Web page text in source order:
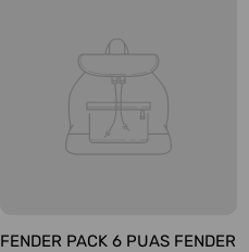
FENDER PACK 6 PUAS FENDER